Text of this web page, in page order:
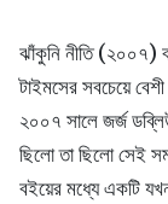
ঝাঁকুনি নীতি (২০০৭)
টাইমসের সবচেয়ে
২০০৭ সালে জর্জ
ছিলো তা ছিলো সেই
বইয়ের মধ্যে একটি